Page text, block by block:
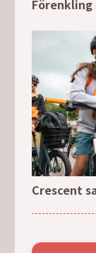
Crescent